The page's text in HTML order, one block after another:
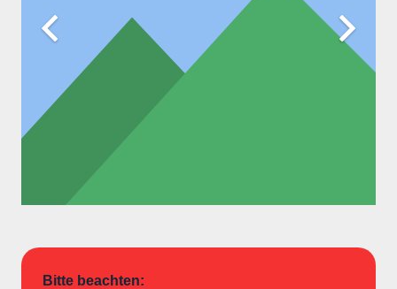
Bitte beachten: